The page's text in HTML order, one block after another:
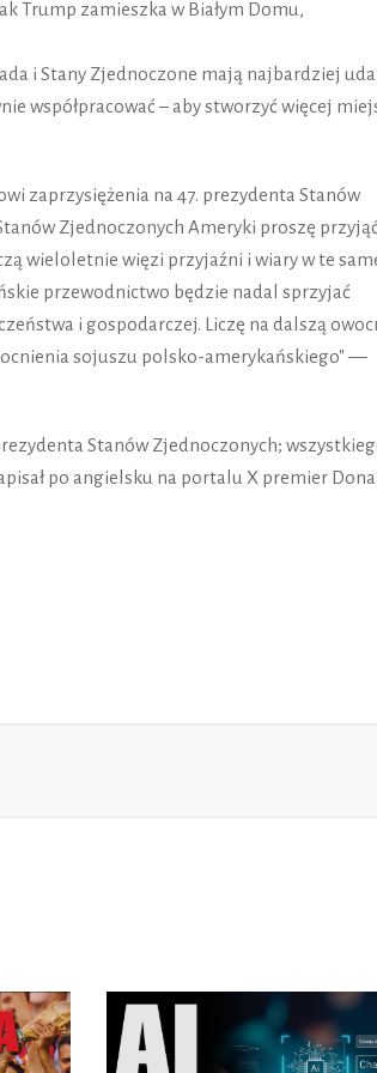
Trump zamieszka w Białym Domu,
i Stany Zjednoczone mają najbardziej
współpracować – aby stworzyć więcej
zaprzysiężenia na 47. prezydenta Stanów
Zjednoczonych Ameryki proszę przyjąć
wieloletnie więzi przyjaźni i wiary w te
przewodnictwo będzie nadal sprzyjać
i gospodarczej. Liczę na dalszą
sojuszu polsko-amerykańskiego" —
Stanów Zjednoczonych;
po angielsku na portalu X premier